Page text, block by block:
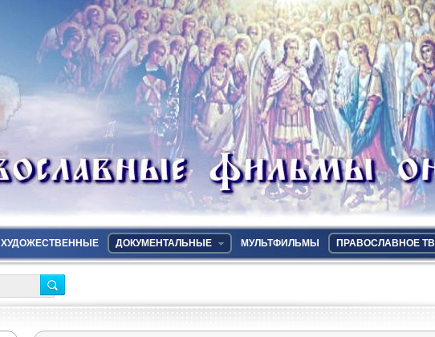
ХУДОЖЕСТВЕННЫЕ ДОКУМЕНТАЛЬНЫЕ МУЛЬТФИЛЬМЫ
ПРАВОСЛАВНОЕ ТВ